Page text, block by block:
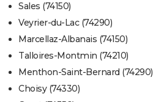
Sales (74150)
Veyrier-du-Lac (74290)
Marcellaz-Albanais (74150)
Talloires-Montmin (74210)
Menthon-Saint-Bernard (74290)
Choisy (74330)